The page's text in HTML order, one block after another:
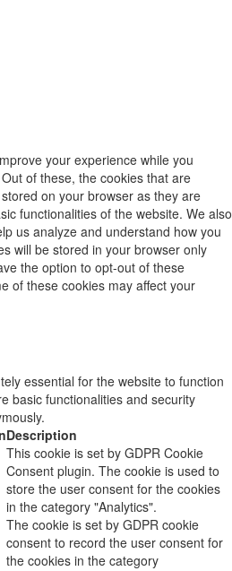
your experience while you
of these, the cookies that are
on your browser as they are
functionalities of the website. We also
us analyze and understand how you
will be stored in your browser only
the option to opt-out of these
of these cookies may affect your
essential for the website to function
basic functionalities and security
Description
This cookie is set by GDPR Cookie
Consent plugin. The cookie is used to
store the user consent for the cookies
in the category "Analytics".
The cookie is set by GDPR cookie
consent to record the user consent for
the cookies in the category